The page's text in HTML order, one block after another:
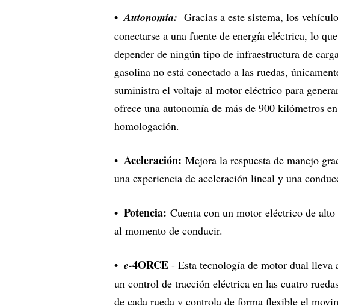
Autonomía: Gracias a este sistema, los
conectarse a una fuente de energía eléctrica, lo
depender de ningún tipo de infraestructura de
gasolina no está conectado a las ruedas,
suministra el voltaje al motor eléctrico para
ofrece una autonomía de más de 900 kilómetros
homologación.
Aceleración: Mejora la respuesta de manejo
una experiencia de aceleración lineal y una
Potencia: Cuenta con un motor eléctrico de
al momento de conducir.
e-4ORCE - Esta tecnología de motor dual
un control de tracción eléctrica en las cuatro
de cada rueda y controla de forma flexible el